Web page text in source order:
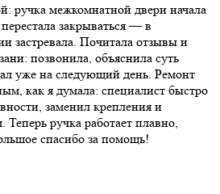
ручка межкомнатной двери начала
закрываться — в
застревала. Почитала отзывы и
позвонила, объяснила суть
уже на следующий день. Ремонт
как я думала: специалист быстро
заменил крепления и
Теперь ручка работает плавно,
спасибо за помощь!